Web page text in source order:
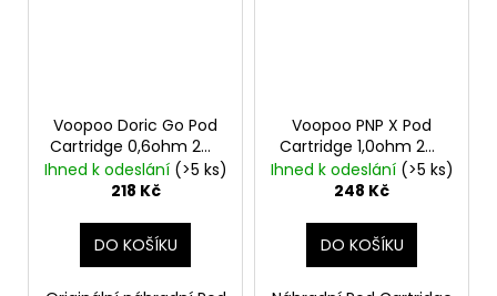
Voopoo Doric Go Pod
Cartridge 0,6ohm 2ml
2ks
Ihned k odeslání (>5 ks)
218 Kč
DO KOŠÍKU
Voopoo PNP X Pod
Cartridge 1,0ohm 2ml
2ks
Ihned k odeslání (>5 ks)
248 Kč
DO KOŠÍKU